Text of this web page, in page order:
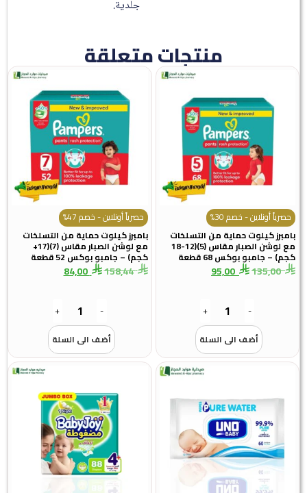
منتجات متعلقة
أونلاين - خصم 30%
كيلوت حماية من التسلخات
مع لوشن الصبار مقاس (5)(12-18
جامبو بوكس 68 قطعة
95,00
+
أضف الى السلة
حصرياً أونلاين - خصم 47%
بامبرز كيلوت حماية من التسلخات
مع لوشن الصبار مقاس (7)(17+
كجم) – جامبو بوكس 52 قطعة
158,44
84,00
+
أضف الى السلة